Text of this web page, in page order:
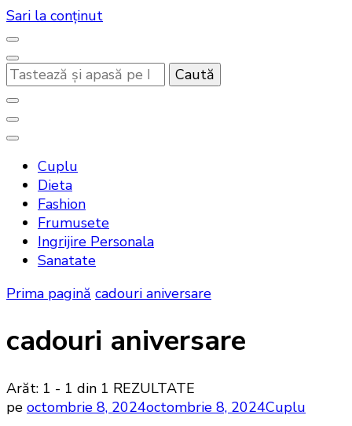
Sari la conținut
Cauți
ceva?
Bandoux
Cuplu
Dieta
Fashion
Frumusete
Ingrijire Personala
Sanatate
Prima pagină cadouri aniversare
cadouri aniversare
Arăt: 1 - 1 din 1 REZULTATE
pe octombrie 8, 2024octombrie 8, 2024Cuplu